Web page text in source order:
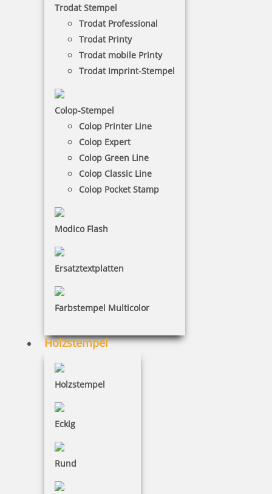
Trodat Stempel
Trodat Professional
Trodat Printy
Trodat mobile Printy
Trodat Imprint-Stempel
Colop-Stempel
Colop Printer Line
Colop Expert
Colop Green Line
Colop Classic Line
Colop Pocket Stamp
Modico Flash
Ersatztextplatten
Farbstempel Multicolor
Holzstempel
Holzstempel
Eckig
Rund
Auftragsbearbeitung oder Buchhaltung.
Bürostempel vereinfachen die Arbeit bei
wiederkehrenden Vorgängen in der Verwaltung
und sollten daher in keinem Büro fehlen.
NACH WUNSCHSTEMPEL FILTERN
€-
BÜROSTEMPEL - KATEGORIEN
Kontierungsstempel Buchungsstempel
Eingangsstempel Posteingangsstempel